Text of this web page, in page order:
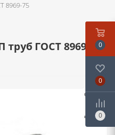
8969-75
труб ГОСТ 8969-750
0
0